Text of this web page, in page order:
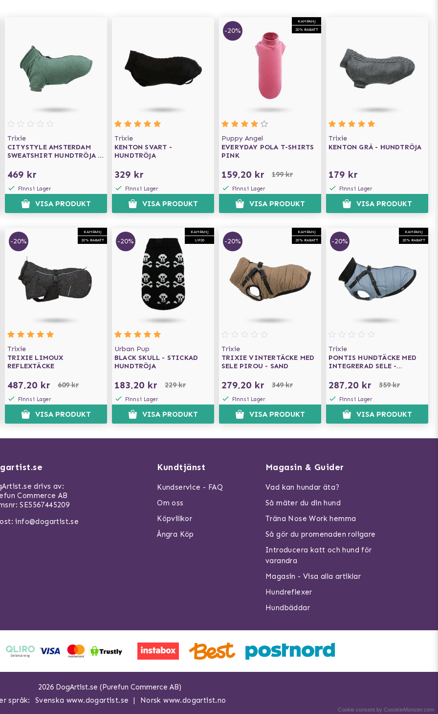
Trixie
CITYSTYLE AMSTERDAM
SWEATSHIRT HUNDTRÖJA -
469 kr
Finns i Lager
VISA PRODUKT
Trixie
KENTON SVART -
HUNDTRÖJA
329 kr
Finns i Lager
VISA PRODUKT
KAMPANJ
20% RABATT
-20%
Puppy Angel
EVERYDAY POLA T-SHIRTS
PINK
159,20 kr 199 kr
Finns i Lager
VISA PRODUKT
Trixie
KENTON GRÅ - HUNDTRÖJA
179 kr
Finns i Lager
VISA PRODUKT
KAMPANJ
20% RABATT
-20%
Trixie
TRIXIE LIMOUX
REFLEXTÄCKE
487,20 kr 609 kr
Finns i Lager
VISA PRODUKT
KAMPANJ
UP20
-20%
Urban Pup
BLACK SKULL - STICKAD
HUNDTRÖJA
183,20 kr 229 kr
Finns i Lager
VISA PRODUKT
KAMPANJ
20% RABATT
-20%
Trixie
TRIXIE VINTERTÄCKE MED
SELE PIROU - SAND
279,20 kr 349 kr
Finns i Lager
VISA PRODUKT
KAMPANJ
20% RABATT
-20%
Trixie
PONTIS HUNDTÄCKE MED
INTEGRERAD SELE -
287,20 kr 359 kr
Finns i Lager
VISA PRODUKT
drivs av:
Commerce AB
SE5567445209
info@dogartist.se
Kundtjänst
Kundservice - FAQ
Om oss
Köpvillkor
Ångra Köp
Magasin & Guider
Vad kan hundar äta?
Så mäter du din hund
Träna Nose Work hemma
Så gör du promenaden roligare
Introducera katt och hund för
varandra
Magasin - Visa alla artiklar
Hundreflexer
Hundbäddar
2026 DogArtist.se (Purefun Commerce AB)
språk:
Svenska www.dogartist.se Norsk www.dogartist.no
Cookie consent by CoookieMonster.com